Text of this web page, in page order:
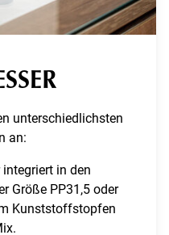
unterschiedlichsten
an:
in den
Größe PP31,5 oder
Kunststoffstopfen